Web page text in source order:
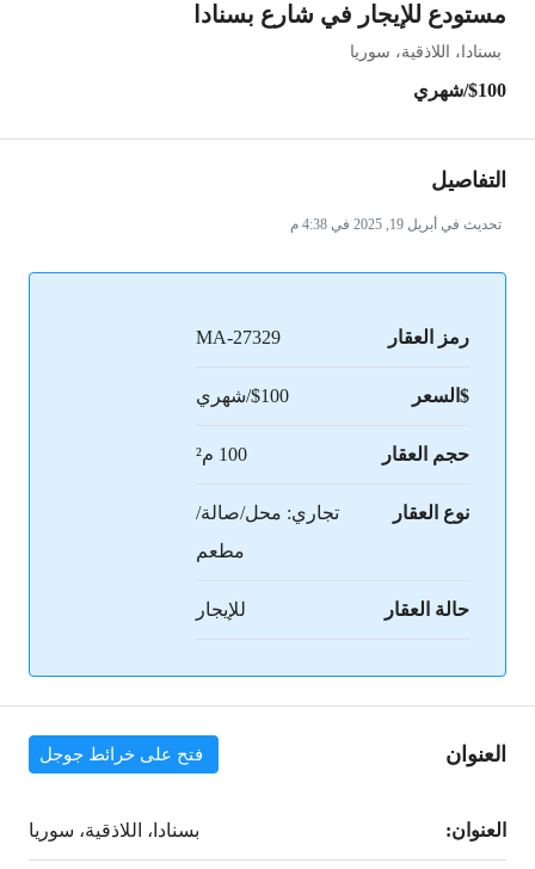
مستودع للإيجار في شارع بسنادا
بسنادا، اللاذقية، سوريا
$100/شهري
التفاصيل
تحديث في أبريل 19, 2025 في 4:38 م
رمز العقار MA-27329
$السعر $100/شهري
حجم العقار 100 م²
نوع العقار
تجاري: محل/صالة/
مطعم
حالة العقار للإيجار
العنوان فتح على خرائط جوجل
العنوان: بسنادا، اللاذقية، سوريا